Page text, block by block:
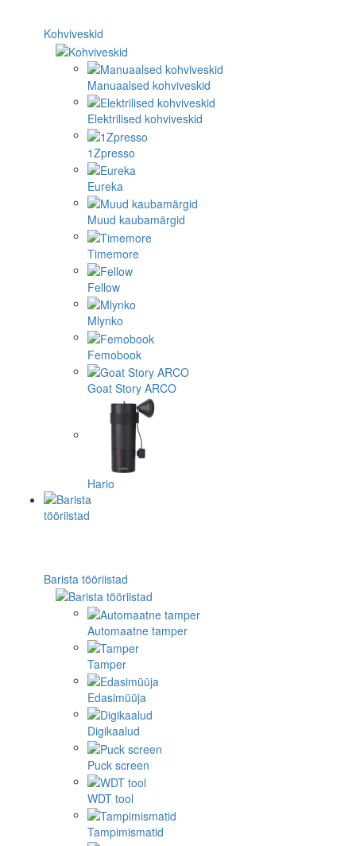
Kohviveskid
Manuaalsed kohviveskid
Elektrilised kohviveskid
1Zpresso
Eureka
Muud kaubamärgid
Timemore
Fellow
Mlynko
Femobook
Goat Story ARCO
Hario
Barista tööriistad
Automaatne tamper
Tamper
Edasimüüja
Digikaalud
Puck screen
WDT tool
Tampimismatid